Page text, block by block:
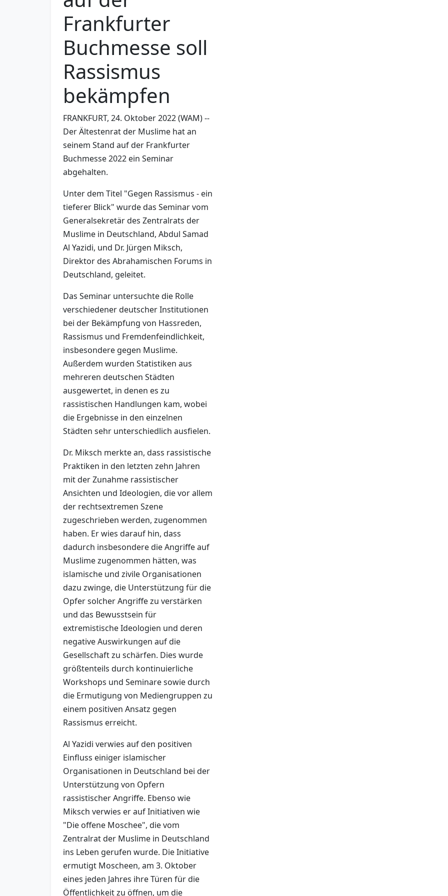
Frankfurter
Buchmesse soll
Rassismus
bekämpfen
FRANKFURT, 24. Oktober 2022 (WAM) --
Der Ältestenrat der Muslime hat an
seinem Stand auf der Frankfurter
Buchmesse 2022 ein Seminar
abgehalten.
Unter dem Titel "Gegen Rassismus - ein
tieferer Blick" wurde das Seminar vom
Generalsekretär des Zentralrats der
Muslime in Deutschland, Abdul Samad
Al Yazidi, und Dr. Jürgen Miksch,
Direktor des Abrahamischen Forums in
Deutschland, geleitet.
Das Seminar untersuchte die Rolle
verschiedener deutscher Institutionen
bei der Bekämpfung von Hassreden,
Rassismus und Fremdenfeindlichkeit,
insbesondere gegen Muslime.
Außerdem wurden Statistiken aus
mehreren deutschen Städten
ausgewertet, in denen es zu
rassistischen Handlungen kam, wobei
die Ergebnisse in den einzelnen
Städten sehr unterschiedlich ausfielen.
Dr. Miksch merkte an, dass rassistische
Praktiken in den letzten zehn Jahren
mit der Zunahme rassistischer
Ansichten und Ideologien, die vor allem
der rechtsextremen Szene
zugeschrieben werden, zugenommen
haben. Er wies darauf hin, dass
dadurch insbesondere die Angriffe auf
Muslime zugenommen hätten, was
islamische und zivile Organisationen
dazu zwinge, die Unterstützung für die
Opfer solcher Angriffe zu verstärken
und das Bewusstsein für
extremistische Ideologien und deren
negative Auswirkungen auf die
Gesellschaft zu schärfen. Dies wurde
größtenteils durch kontinuierliche
Workshops und Seminare sowie durch
die Ermutigung von Mediengruppen zu
einem positiven Ansatz gegen
Rassismus erreicht.
Al Yazidi verwies auf den positiven
Einfluss einiger islamischer
Organisationen in Deutschland bei der
Unterstützung von Opfern
rassistischer Angriffe. Ebenso wie
Miksch verwies er auf Initiativen wie
"Die offene Moschee", die vom
Zentralrat der Muslime in Deutschland
ins Leben gerufen wurde. Die Initiative
ermutigt Moscheen, am 3. Oktober
eines jeden Jahres ihre Türen für die
Öffentlichkeit zu öffnen, um die